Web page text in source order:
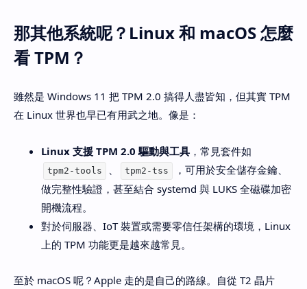
那其他系統呢？Linux 和 macOS 怎麼
看 TPM？
雖然是 Windows 11 把 TPM 2.0 搞得人盡皆知，但其實 TPM
在 Linux 世界也早已有用武之地。像是：
Linux 支援 TPM 2.0 驅動與工具 ，常見套件如
tpm2-tools tpm2-tss
，可用於安全儲存金鑰、
做完整性驗證，甚至結合 systemd 與 LUKS 全磁碟加密
開機流程。
對於伺服器、IoT 裝置或需要零信任架構的環境，Linux
上的 TPM 功能更是越來越常見。
至於 macOS 呢？Apple 走的是自己的路線。自從 T2 晶片